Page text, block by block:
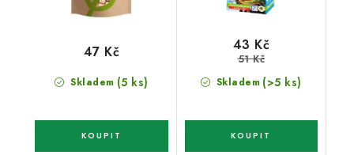
Skladem (5 ks)
47 Kč
Skladem (>5 ks)
43 Kč
51 Kč